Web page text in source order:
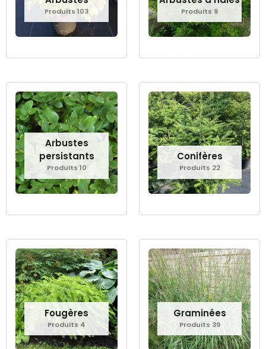
Produits 103 Produits 9
Arbustes
persistants
Produits 10
Conifères
Produits 22
Fougères
Produits 4
Graminées
Produits 39